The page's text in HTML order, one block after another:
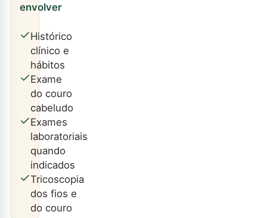
envolver
Histórico
clínico e
hábitos
Exame
do couro
cabeludo
Exames
laboratoriais
quando
indicados
Tricoscopia
dos fios e
do couro